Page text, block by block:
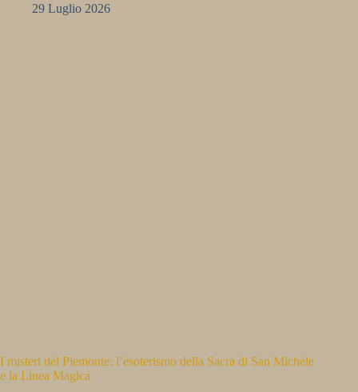
29 Luglio 2026
I misteri del Piemonte: l’esoterismo della Sacra di San Michele
e la Linea Magica